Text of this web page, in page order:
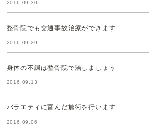
2016.09.30
整骨院でも交通事故治療ができます
2016.09.29
身体の不調は整骨院で治しましょう
2016.09.13
バラエティに富んだ施術を行います
2016.09.06